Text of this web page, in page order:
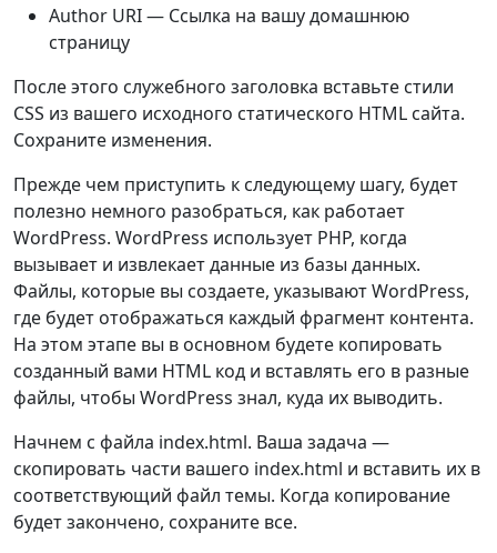
Author URI — Ссылка на вашу домашнюю
страницу
После этого служебного заголовка вставьте стили
CSS из вашего исходного статического HTML сайта.
Сохраните изменения.
Прежде чем приступить к следующему шагу, будет
полезно немного разобраться, как работает
WordPress. WordPress использует PHP, когда
вызывает и извлекает данные из базы данных.
Файлы, которые вы создаете, указывают WordPress,
где будет отображаться каждый фрагмент контента.
На этом этапе вы в основном будете копировать
созданный вами HTML код и вставлять его в разные
файлы, чтобы WordPress знал, куда их выводить.
Начнем с файла index.html. Ваша задача —
скопировать части вашего index.html и вставить их в
соответствующий файл темы. Когда копирование
будет закончено, сохраните все.